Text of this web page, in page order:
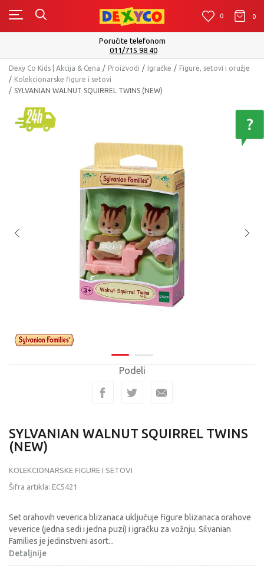
0 0 0
Isporuku možete očekivati u roku od 2 do 4
Dexy Co Kids | Akcija & Cena Proizvodi Igračke
Figure, setovi i oružje
Kolekcionarske figure i setovi
SYLVANIAN WALNUT SQUIRREL TWINS (NEW)
Podeli
SYLVANIAN WALNUT SQUIRREL TWINS
(NEW)
KOLEKCIONARSKE FIGURE I SETOVI
Šifra artikla: EC5421
Set orahovih veverica blizanaca uključuje figure blizanaca orahove
veverice (jedna sedi i jedna puzi) i igračku za vožnju. Silvanian
Families je jedinstveni asort...
Detaljnije